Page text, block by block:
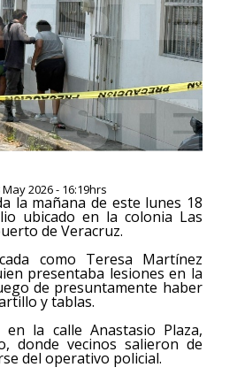
2026 - 16:19hrs
la mañana de este lunes 18
ubicado en la colonia Las
de Veracruz.
como Teresa Martínez
presentaba lesiones en la
de presuntamente haber
y tablas.
la calle Anastasio Plaza,
donde vecinos salieron de
del operativo policial.